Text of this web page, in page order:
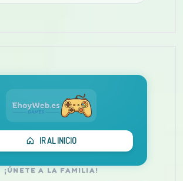
IR AL INICIO
¡ÚNETE A LA FAMILIA!